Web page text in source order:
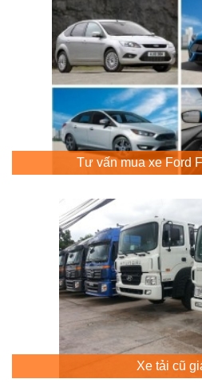
Tư vấn mua xe Ford
Xe tải cũ